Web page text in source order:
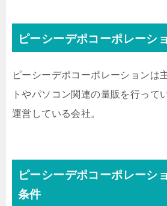
ピーシーデポコーポレーシ
ピーシーデポコーポレーションは
トやパソコン関連の量販を行って
運営している会社。
ピーシーデポコーポレーシ
条件